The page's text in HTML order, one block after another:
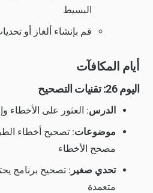
البسيط
قم بإنشاء ألغاز أو
أيام المكافآت
اليوم 26: تقنيات التصحيح
الدرس: العثور على الأخطاء
موضوعات: تصحيح أخطاء
مصحح الأخطاء
تحدي صغير : تصحيح برنامج
متعمدة